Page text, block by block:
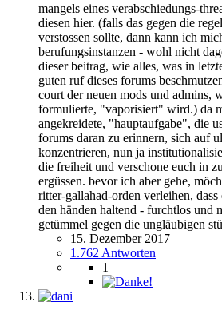
mangels eines verabschiedungs-
diesen hier. (falls das gegen die
verstossen sollte, dann kann ich
berufungsinstanzen - wohl nicht
dieser beitrag, wie alles, was in
guten ruf dieses forums
court der neuen mods und admins,
formulierte, "vaporisiert" wird.) da
angekreidete, "hauptaufgabe", die
forums daran zu erinnern, sich auf
konzentrieren, nun ja
die freiheit und verschone euch in
ergüssen. bevor ich aber gehe,
ritter-gallahad-orden verleihen,
den händen haltend - furchtlos und
getümmel gegen die ungläubigen
15. Dezember 2017
1.762 Antworten
1